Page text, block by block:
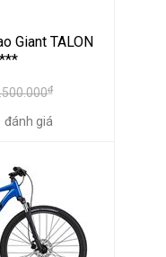
Giant TALON
₫
đánh giá